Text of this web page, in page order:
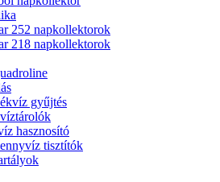
252 napkollektorok
218 napkollektorok
gyűjtés
hasznosító
tisztítók